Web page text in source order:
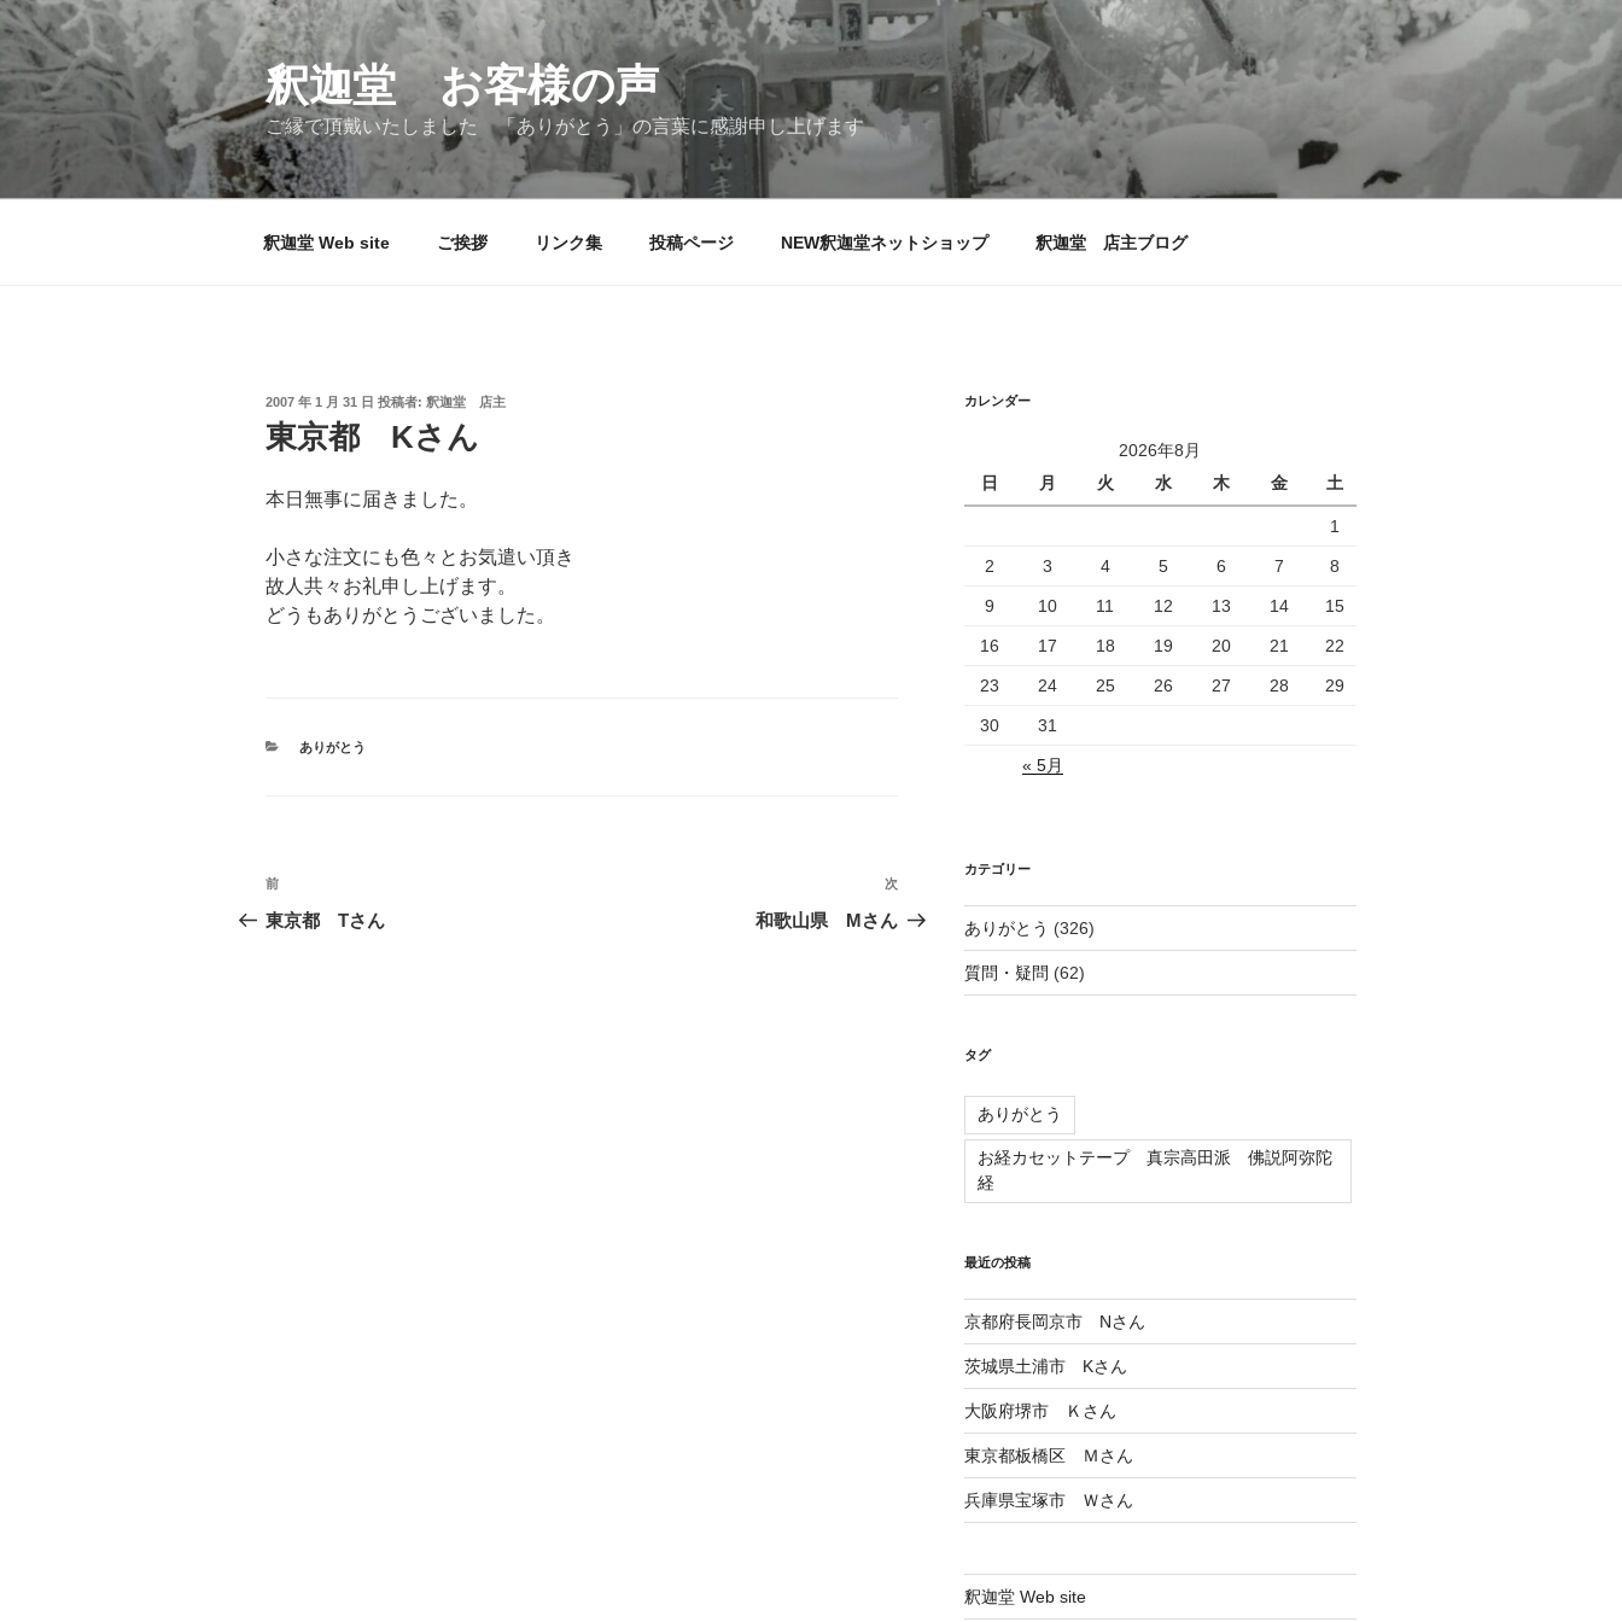
コ
ン
テ
釈迦堂 お客様の声
ご縁で頂戴いたしました 「ありがとう」の言葉に感謝申し上げます
釈迦堂 Web site ご挨拶 リンク集 投稿ページ NEW釈迦堂ネットショップ 釈迦堂 店主ブログ
投
日:
2007 年 1 月 31 日 投稿者: 釈迦堂 店主
東京都 Kさん
本日無事に届きました。
小さな注文にも色々とお気遣い頂き
故人共々お礼申し上げます。
どうもありがとうございました。
カ
ありがとう
投
稿
前
の
前
東京都 Tさん
次
の
次
和歌山県 Mさん
カレンダー
2026年8月
日
月 火 水 木 金 土
1
2 3 4 5 6 7 8
9 10 11 12 13 14 15
16 17 18 19 20 21 22
23 24 25 26 27 28 29
30 31
« 5月
カテゴリー
ありがとう (326)
質問・疑問 (62)
タグ
ありがとう
お経カセットテープ 真宗高田派 佛説阿弥陀
経
最近の投稿
京都府長岡京市 Nさん
茨城県土浦市 Kさん
大阪府堺市 Ｋさん
東京都板橋区 Ｍさん
兵庫県宝塚市 Ｗさん
釈迦堂 Web site